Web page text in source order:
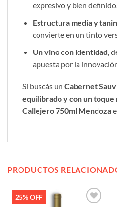
expresivo y bien definido.
Estructura media y
convierte en un tinto
Un vino con identidad ,
apuesta por la
Si buscás un Cabernet
equilibrado y con un toque
Callejero 750ml Mendoza
PRODUCTOS
25% OFF